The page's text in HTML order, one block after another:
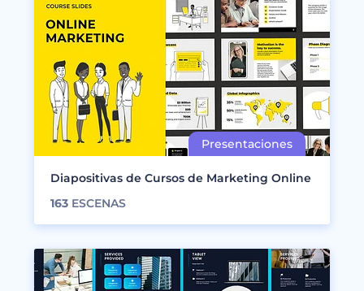
Diapositivas de Cursos de Marketing Online
163 ESCENAS